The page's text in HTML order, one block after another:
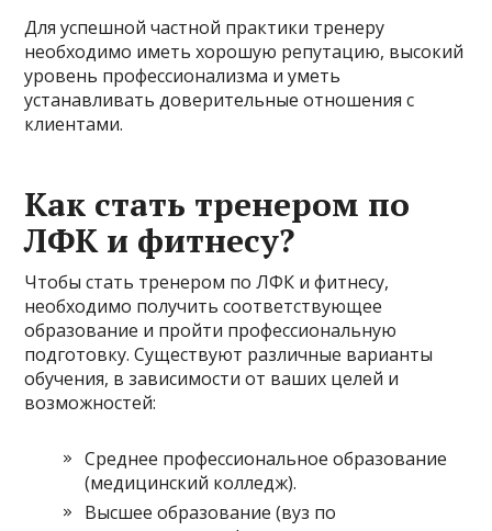
Для успешной частной практики тренеру
необходимо иметь хорошую репутацию, высокий
уровень профессионализма и уметь
устанавливать доверительные отношения с
клиентами.
Как стать тренером по
ЛФК и фитнесу?
Чтобы стать тренером по ЛФК и фитнесу,
необходимо получить соответствующее
образование и пройти профессиональную
подготовку. Существуют различные варианты
обучения, в зависимости от ваших целей и
возможностей:
Среднее профессиональное образование
(медицинский колледж).
Высшее образование (вуз по